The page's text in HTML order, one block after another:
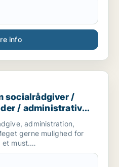
info
/
socialrådgiver /
/ administrativ
administration,
gerne mulighed for
et must.